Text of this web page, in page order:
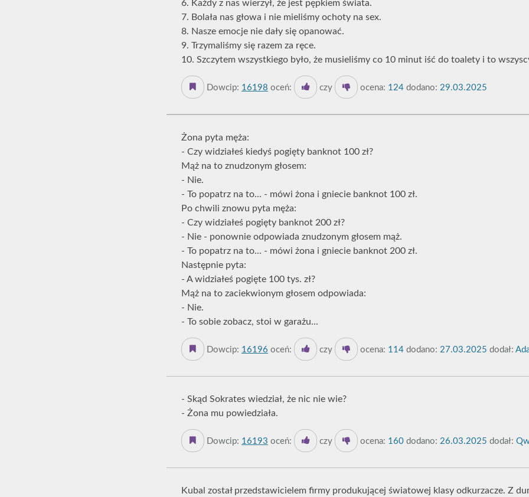
6. Każdy z nas wierzył, że jest pępkiem świata.
7. Bolała nas głowa i nie mieliśmy ochoty na sex.
8. Nasze emocje nie dały się opanować.
9. Trzymaliśmy się razem za ręce.
10. Szczytem wszystkiego było, że musieliśmy co 10 minut iść do toalety i to
Dowcip: 16198 oceń: czy ocena: 124 dodano: 29.03.2025
Żona pyta męża:
- Czy widziałeś kiedyś pogięty banknot 100 zł?
Mąż na to znudzonym głosem:
- Nie.
- To popatrz na to... - mówi żona i gniecie banknot 100 zł.
Po chwili znowu pyta męża:
- Czy widziałeś pogięty banknot 200 zł?
- Nie - ponownie odpowiada znudzonym głosem mąż.
- To popatrz na to... - mówi żona i gniecie banknot 200 zł.
Następnie pyta:
- A widziałeś pogięte 100 tys. zł?
Mąż na to zaciekwionym głosem odpowiada:
- Nie.
- To sobie zobacz, stoi w garażu...
Dowcip: 16196 oceń: czy ocena: 114 dodano: 27.03.2025 dodał:
- Skąd Sokrates wiedział, że nic nie wie?
- Żona mu powiedziała.
Dowcip: 16193 oceń: czy ocena: 160 dodano: 26.03.2025 dodał:
Kubal został przedstawicielem firmy produkującej światowej klasy odkurzacze. Z